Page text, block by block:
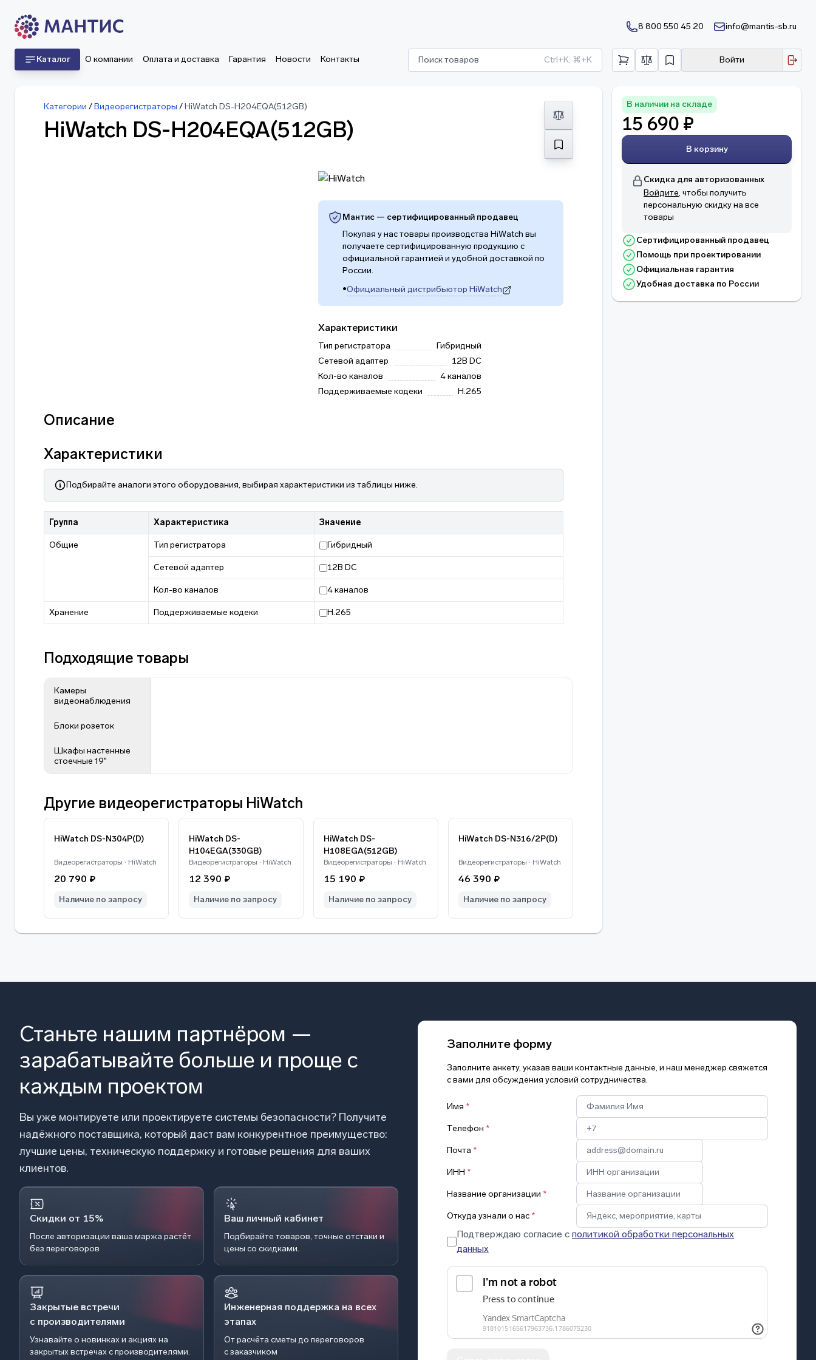
8 800 550 45 20 info@mantis-sb.ru
Каталог О компании Оплата и доставка Гарантия Новости Контакты Поиск товаров Ctrl+K, ⌘+K Войти
Категории /Видеорегистраторы /HiWatch DS-H204EQA(512GB)
HiWatch DS-H204EQA(512GB)
Мантис — сертифицированный продавец
Покупая у нас товары производства HiWatch вы
получаете сертифицированную продукцию с
официальной гарантией и удобной доставкой по
России.
•Официальный дистрибьютор HiWatch
(откроется в новой вкладке)
Характеристики
Тип регистратора
Гибридный
Сетевой адаптер
12В DC
Кол-во каналов
4 каналов
Поддерживаемые кодеки
H.265
Описание
Характеристики
Подбирайте аналоги этого оборудования, выбирая характеристики из таблицы ниже.
Группа Характеристика Значение
Общие Тип регистратора Гибридный
Сетевой адаптер 12В DC
Кол-во каналов 4 каналов
Хранение Поддерживаемые кодеки H.265
Подходящие товары
Камеры
видеонаблюдения
Блоки розеток
Шкафы настенные
стоечные 19"
Другие видеорегистраторы HiWatch
HiWatch DS-N304P(D)
Видеорегистраторы · HiWatch
20 790 ₽
Наличие по запросу
HiWatch DS-
H104EGA(330GB)
Видеорегистраторы · HiWatch
12 390 ₽
Наличие по запросу
HiWatch DS-
H108EGA(512GB)
Видеорегистраторы · HiWatch
15 190 ₽
Наличие по запросу
HiWatch DS-N316/2P(D)
Видеорегистраторы · HiWatch
46 390 ₽
Наличие по запросу
В наличии на складе
15 690 ₽
В корзину
Скидка для авторизованных
Войдите, чтобы получить
персональную скидку на все
товары
Сертифицированный продавец
Помощь при проектировании
Официальная гарантия
Удобная доставка по России
Станьте нашим партнёром —
зарабатывайте больше и проще с
каждым проектом
Вы уже монтируете или проектируете системы безопасности? Получите
надёжного поставщика, который даст вам конкурентное преимущество:
лучшие цены, техническую поддержку и готовые решения для ваших
клиентов.
Скидки от 15%
После авторизации ваша маржа растёт
без переговоров
Ваш личный кабинет
Подбирайте товаров, точные отстаки и
цены со скидками.
Закрытые встречи
с производителями
Узнавайте о новинках и акциях на
закрытых встречах с производителями.
Инженерная поддержка на всех
этапах
От расчёта сметы до переговоров
с заказчиком
Заполните форму
Заполните анкету, указав ваши контактные данные, и наш менеджер свяжется
с вами для обсуждения условий сотрудничества.
Имя *
Телефон *
Почта *
ИНН *
Название организации *
Откуда узнали о нас *
Подтверждаю согласие с политикой обработки персональных
данных